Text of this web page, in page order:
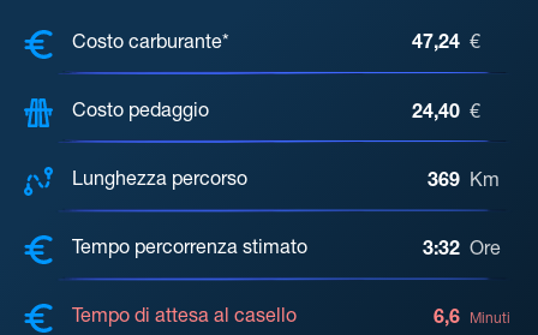
COSTI, DISTANZA, TEMPO DI
Costo carburante* 47,24 €
Costo pedaggio 24,40 €
Lunghezza percorso 369 Km
Tempo percorrenza stimato 3:32 Ore
Tempo di attesa al casello 6,6 Minuti